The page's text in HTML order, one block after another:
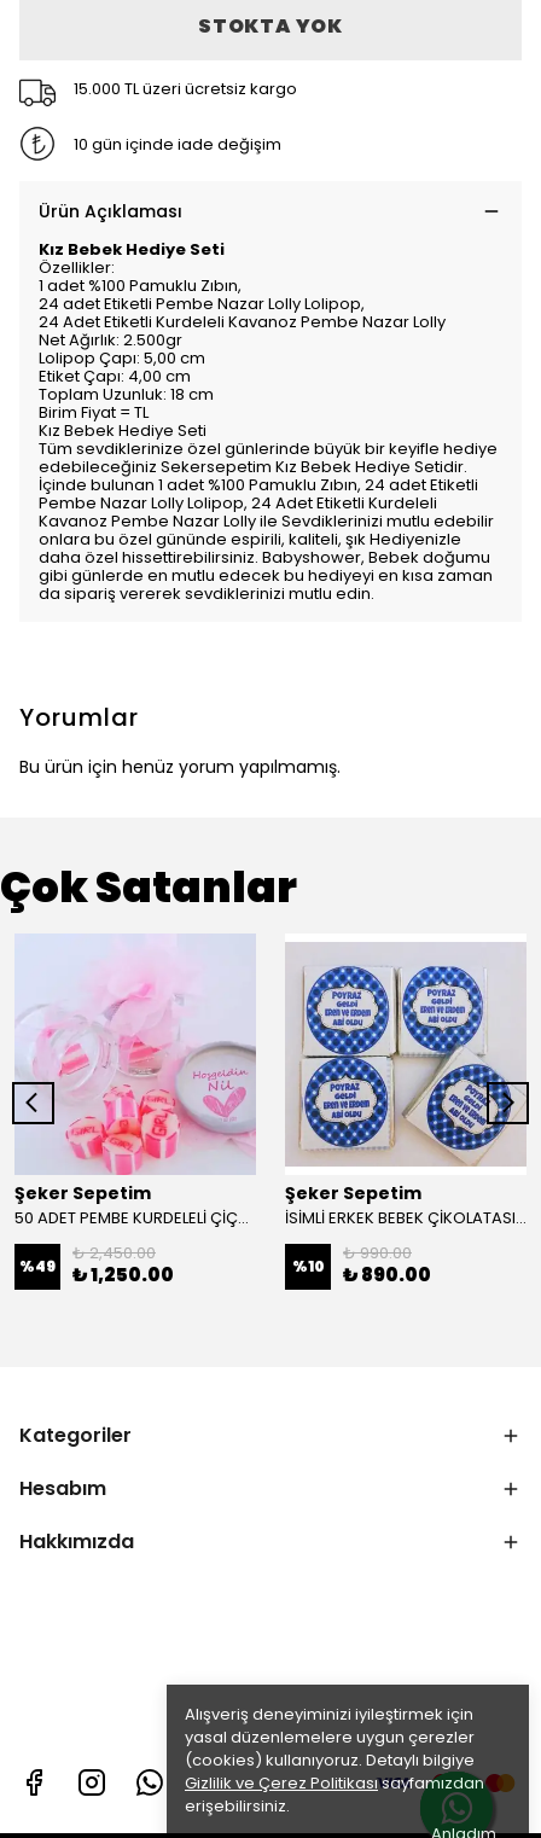
Alışveriş deneyiminizi iyileştirmek için
yasal düzenlemelere uygun çerezler
(cookies) kullanıyoruz. Detaylı bilgiye
Gizlilik ve Çerez Politikasısayfamızdan
erişebilirsiniz.
STOKTA YOK
15.000 TL üzeri ücretsiz kargo
10 gün içinde iade değişim
Ürün Açıklaması
Kız Bebek Hediye Seti
Özellikler:
1 adet %100 Pamuklu Zıbın,
24 adet Etiketli Pembe Nazar Lolly Lolipop,
24 Adet Etiketli Kurdeleli Kavanoz Pembe Nazar Lolly
Net Ağırlık: 2.500gr
Lolipop Çapı: 5,00 cm
Etiket Çapı: 4,00 cm
Toplam Uzunluk: 18 cm
Birim Fiyat = TL
Kız Bebek Hediye Seti
Tüm sevdiklerinize özel günlerinde büyük bir keyifle hediye
edebileceğiniz Sekersepetim Kız Bebek Hediye Setidir.
İçinde bulunan 1 adet %100 Pamuklu Zıbın, 24 adet Etiketli
Pembe Nazar Lolly Lolipop, 24 Adet Etiketli Kurdeleli
Kavanoz Pembe Nazar Lolly ile Sevdiklerinizi mutlu edebilir
onlara bu özel gününde espirili, kaliteli, şık Hediyenizle
daha özel hissettirebilirsiniz. Babyshower, Bebek doğumu
gibi günlerde en mutlu edecek bu hediyeyi en kısa zaman
da sipariş vererek sevdiklerinizi mutlu edin.
Yorumlar
Bu ürün için henüz yorum yapılmamış.
Çok Satanlar
Şeker Sepetim
50 ADET PEMBE KURDELELİ ÇİÇEKLİ KAVANOZLU GİRL LOLLY ŞEKER 160
%49
₺ 2,450.00
₺ 1,250.00
Şeker Sepetim
İSİMLİ ERKEK BEBEK ÇİKOLATASI 48 ADET KUTULU MADLEN EC10
%10
₺ 990.00
₺ 890.00
Kategoriler
Hesabım
Hakkımızda